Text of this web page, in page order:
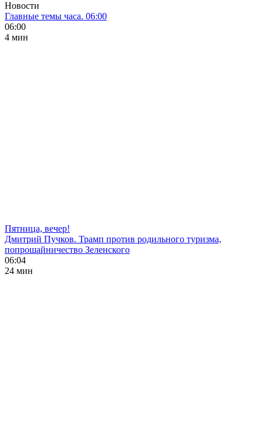
Новости
Главные темы часа. 06:00
06:00
4 мин
Пятница, вечер!
Дмитрий Пучков. Трамп против родильного туризма,
попрошайничество Зеленского
06:04
24 мин